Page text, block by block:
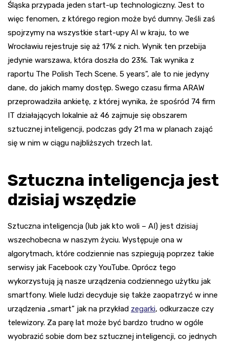
Śląska przypada jeden start-up technologiczny. Jest to
więc fenomen, z którego region może być dumny. Jeśli zaś
spojrzymy na wszystkie start-upy AI w kraju, to we
Wrocławiu rejestruje się aż 17% z nich. Wynik ten przebija
jedynie warszawa, która doszła do 23%. Tak wynika z
raportu The Polish Tech Scene. 5 years”, ale to nie jedyny
dane, do jakich mamy dostęp. Swego czasu firma ARAW
przeprowadziła ankietę, z której wynika, że spośród 74 firm
IT działających lokalnie aż 46 zajmuje się obszarem
sztucznej inteligencji, podczas gdy 21 ma w planach zająć
się w nim w ciągu najbliższych trzech lat.
Sztuczna inteligencja jest
dzisiaj wszędzie
Sztuczna inteligencja (lub jak kto woli – AI) jest dzisiaj
wszechobecna w naszym życiu. Występuje ona w
algorytmach, które codziennie nas szpiegują poprzez takie
serwisy jak Facebook czy YouTube. Oprócz tego
wykorzystują ją nasze urządzenia codziennego użytku jak
smartfony. Wiele ludzi decyduje się także zaopatrzyć w inne
urządzenia „smart” jak na przykład zegarki, odkurzacze czy
telewizory. Za parę lat może być bardzo trudno w ogóle
wyobrazić sobie dom bez sztucznej inteligencji, co jednych